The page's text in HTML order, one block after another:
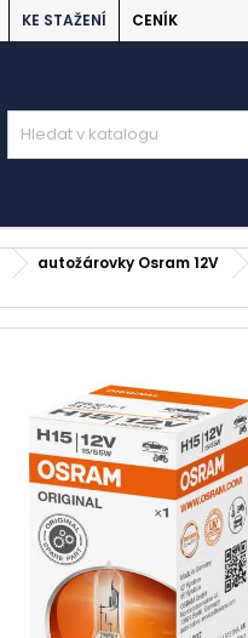
KE STAŽENÍ CENÍK
autožárovky Osram 12V